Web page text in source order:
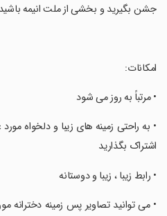
جشن بگیرید و بخشی از ملت انیمه
‏امکانات:
‏• مرتباً به روز می شود
‏• به راحتی زمینه های زیبا و دلخواه
اشتراک بگذارید
‏• رابط زیبا ، زیبا و دوستانه
‏• می توانید تصاویر پس زمینه دخترانه